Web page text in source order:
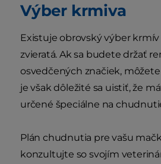
Výber krmiva
Existuje obrovský výber
zvieratá. Ak sa budete držať
osvedčených značiek,
je však dôležité sa uistiť, že
určené špeciálne na
Plán chudnutia pre vašu
konzultujte so svojím